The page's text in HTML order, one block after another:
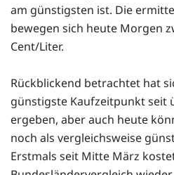
am günstigsten ist. Die
bewegen sich heute Morgen
Cent/Liter.
Rückblickend betrachtet hat
günstigste Kaufzeitpunkt seit
ergeben, aber auch heute
noch als vergleichsweise
Erstmals seit Mitte März